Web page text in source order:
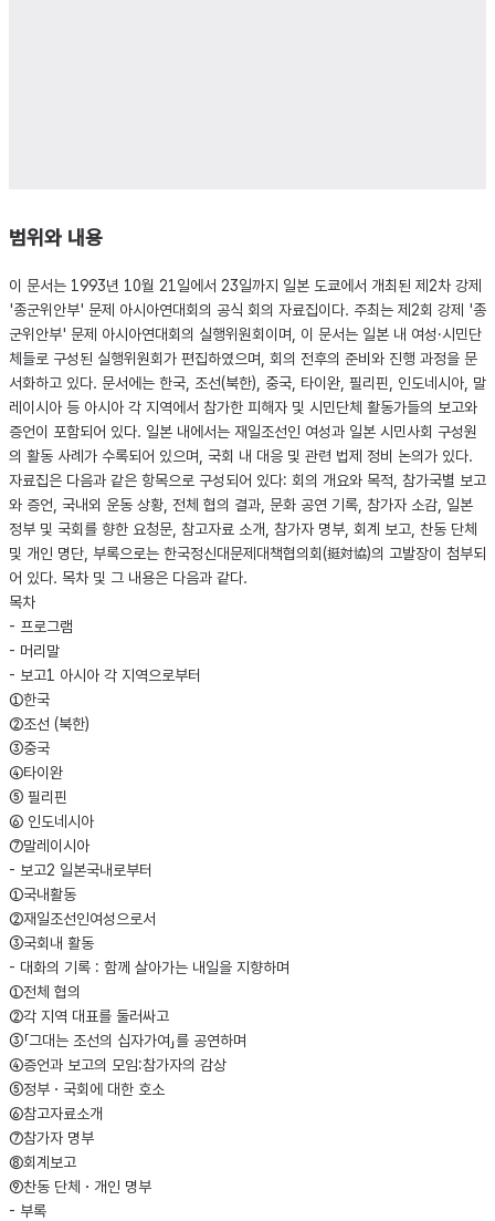
범위와 내용
이 문서는 1993년 10월 21일에서 23일까지 일본 도쿄에서 개최된 제2차 강제
'종군위안부' 문제 아시아연대회의 공식 회의 자료집이다. 주최는 제2회 강제 '종
군위안부' 문제 아시아연대회의 실행위원회이며, 이 문서는 일본 내 여성·시민단
체들로 구성된 실행위원회가 편집하였으며, 회의 전후의 준비와 진행 과정을 문
서화하고 있다. 문서에는 한국, 조선(북한), 중국, 타이완, 필리핀, 인도네시아, 말
레이시아 등 아시아 각 지역에서 참가한 피해자 및 시민단체 활동가들의 보고와
증언이 포함되어 있다. 일본 내에서는 재일조선인 여성과 일본 시민사회 구성원
의 활동 사례가 수록되어 있으며, 국회 내 대응 및 관련 법제 정비 논의가 있다.
자료집은 다음과 같은 항목으로 구성되어 있다: 회의 개요와 목적, 참가국별 보고
와 증언, 국내외 운동 상황, 전체 협의 결과, 문화 공연 기록, 참가자 소감, 일본
정부 및 국회를 향한 요청문, 참고자료 소개, 참가자 명부, 회계 보고, 찬동 단체
및 개인 명단, 부록으로는 한국정신대문제대책협의회(挺対協)의 고발장이 첨부되
어 있다. 목차 및 그 내용은 다음과 같다.
목차
- 프로그램
- 머리말
- 보고1 아시아 각 지역으로부터
①한국
②조선 (북한)
③중국
④타이완
⑤ 필리핀
⑥ 인도네시아
⑦말레이시아
- 보고2 일본국내로부터
①국내활동
②재일조선인여성으로서
③국회내 활동
- 대화의 기록 : 함께 살아가는 내일을 지향하며
①전체 협의
②각 지역 대표를 둘러싸고
③「그대는 조선의 십자가여」를 공연하며
④증언과 보고의 모임:참가자의 감상
⑤정부・국회에 대한 호소
⑥참고자료소개
⑦참가자 명부
⑧회계보고
⑨찬동 단체・개인 명부
- 부록